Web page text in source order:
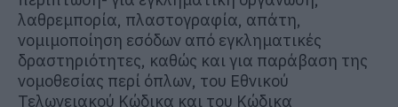
λαθρεμπορία, πλαστογραφία, απάτη,
νομιμοποίηση εσόδων από εγκληματικές
δραστηριότητες, καθώς και για παράβαση της
νομοθεσίας περί όπλων, του Εθνικού
Τελωνειακού Κώδικα και του Κώδικα